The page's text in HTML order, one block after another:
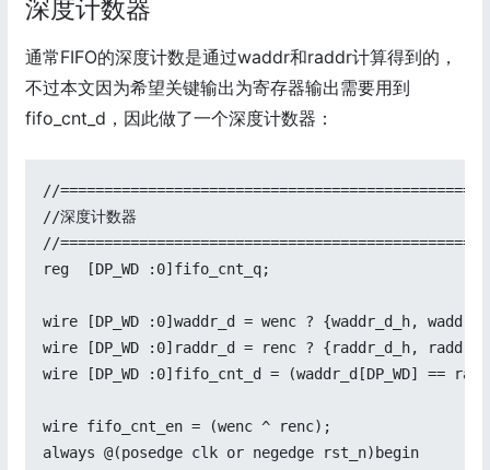
深度计数器
通常FIFO的深度计数是通过waddr和raddr计算得到的，
不过本文因为希望关键输出为寄存器输出需要用到
fifo_cnt_d，因此做了一个深度计数器：
//
//深度计数器
//
reg  [DP_WD :0]fifo_cnt_q;
wire [DP_WD :0]waddr_d = wenc ? {waddr_d_h,
wire [DP_WD :0]raddr_d = renc ? {raddr_d_h,
wire [DP_WD :0]fifo_cnt_d = (waddr_d[DP_WD] ==
wire fifo_cnt_en = (wenc ^ renc);
always @(posedge clk or negedge rst_n)begin